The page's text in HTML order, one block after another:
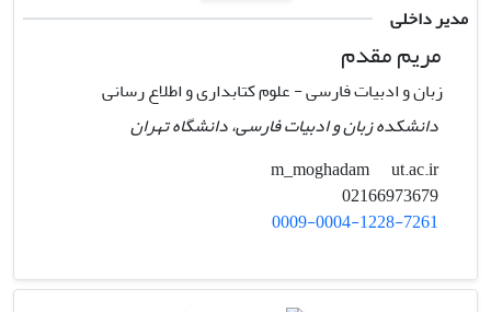
مدیر داخلی
مریم مقدم
زبان و ادبیات فارسی - علوم کتابداری و اطلاع رسانی
دانشکده زبان و ادبیات فارسی، دانشگاه تهران
m_moghadam
ut.ac.ir
0009-0004-1228-7261